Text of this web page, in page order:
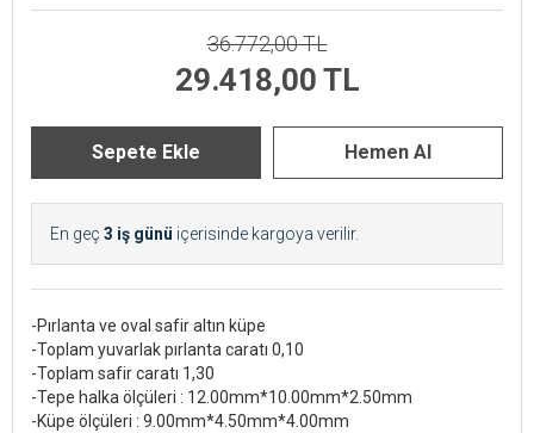
36.772,00 TL
29.418,00 TL
En geç 3 iş günü içerisinde kargoya verilir.
-Pırlanta ve oval safir altın küpe
-Toplam yuvarlak pırlanta caratı 0,10
-Toplam safir caratı 1,30
-Tepe halka ölçüleri : 12.00mm*10.00mm*2.50mm
-Küpe ölçüleri : 9.00mm*4.50mm*4.00mm